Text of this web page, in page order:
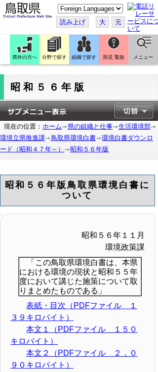
こ
の
ペ
ー
ジ
翻
訳
す
読み上げ 大 元
県外の方へ 分野で探す 組織で探す 防災 緊急 メニュー
昭和５６年版
現在の位置： ホーム 県の組織と仕事
生活環境部
環境立県推進課
鳥取県環境白書
環境白書ダウンロ
ード（昭和４７年～）
昭和５６年版
昭和５６年版鳥取県環境白書に
ついて
昭和５６年１１月
環境政策課
「この鳥取県環境白書は、本県
における環境の現状と昭和５５年
度において講じた施策について取
りまとめたものである」
表紙・目次（PDFファイル １
３９キロバイト）
本文１（PDFファイル １５０
キロバイト）
本文２（PDFファイル ２，０
９０キロバイト）